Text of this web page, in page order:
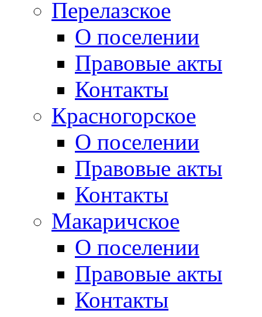
Перелазское
О поселении
Правовые акты
Контакты
Красногорское
О поселении
Правовые акты
Контакты
Макаричское
О поселении
Правовые акты
Контакты